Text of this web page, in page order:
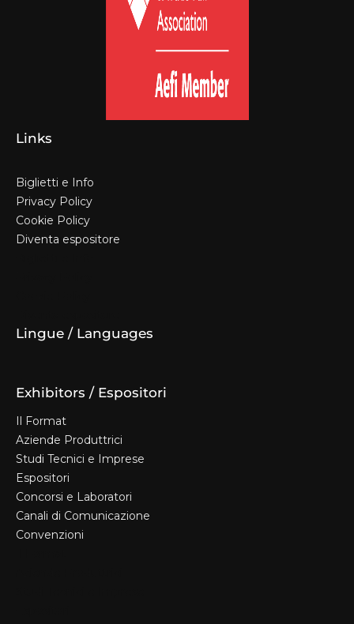
Links
Biglietti e Info
Privacy Policy
Cookie Policy
Diventa espositore
Lingue / Languages
Exhibitors / Espositori
Il Format
Aziende Produttrici
Studi Tecnici e Imprese
Espositori
Concorsi e Laboratori
Canali di Comunicazione
Convenzioni